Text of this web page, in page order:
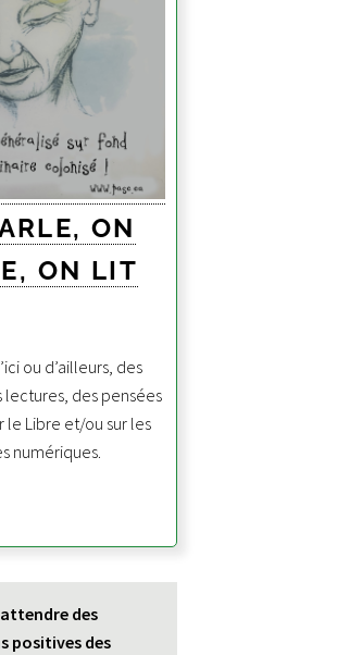
ON
ON LIT
ou d’ailleurs, des
lectures, des pensées
le Libre et/ou sur les
numériques.
des
positives des